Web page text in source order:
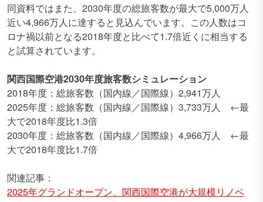
同資料ではまた、2030年度の総旅客数が最大で5,000万人
近い4,966万人に達すると見込んでいます。この人数はコ
ロナ禍以前となる2018年度と比べて1.7倍近くに相当する
と試算されています。
関西国際空港2030年度旅客数シミュレーション
2018年度：総旅客数（国内線／国際線）2,941万人
2025年度：総旅客数（国内線／国際線）3,733万人 ←最
大で2018年度比1.3倍
2030年度：総旅客数（国内線／国際線）4,966万人 ←最
大で2018年度比1.7倍
関連記事：
2025年グランドオープン、関西国際空港が大規模リノベ